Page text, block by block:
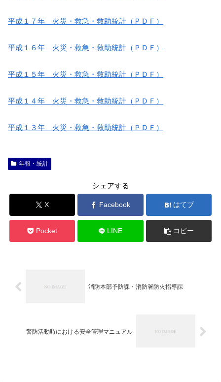
平成１７年 火災・救急・救助統計（ＰＤＦ）
平成１６年 火災・救急・救助統計（ＰＤＦ）
平成１５年 火災・救急・救助統計（ＰＤＦ）
平成１４年 火災・救急・救助統計（ＰＤＦ）
平成１３年 火災・救急・救助統計（ＰＤＦ）
年報・統計
シェアする
X Facebook はてブ
Pocket LINE コピー
消防本部予防課・消防署防火指導課
警防活動時における安全管理マニュアル